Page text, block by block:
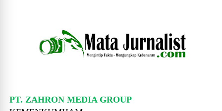
PT. ZAHRON MEDIA GROUP